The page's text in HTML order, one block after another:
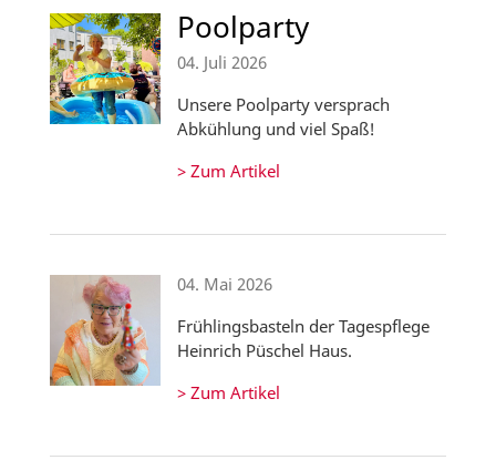
Poolparty
04. Juli 2026
Unsere Poolparty versprach
Abkühlung und viel Spaß!
> Zum Artikel
04. Mai 2026
Frühlingsbasteln der Tagespflege
Heinrich Püschel Haus.
> Zum Artikel